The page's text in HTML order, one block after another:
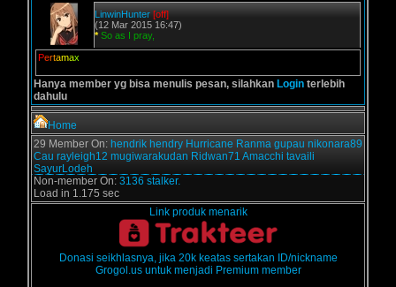
LinwinHunter [off]
(12 Mar 2015 16:47)
* So as I pray,
Pertamax
Hanya member yg bisa menulis pesan, silahkan Login terlebih
dahulu
Home
29 Member On: hendrik hendry Hurricane Ranma gupau nikonara89
Cau rayleigh12 mugiwarakudan Ridwan71 Amacchi tavaili
SayurLodeh
Non-member On: 3136 stalker.
Load in 1.175 sec
Link produk menarik
Donasi seikhlasnya, jika 20k keatas sertakan ID/nickname
Grogol.us untuk menjadi Premium member